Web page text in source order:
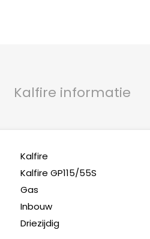
Kalfire informatie
Kalfire
Kalfire GP115/55S
Gas
Inbouw
Driezijdig